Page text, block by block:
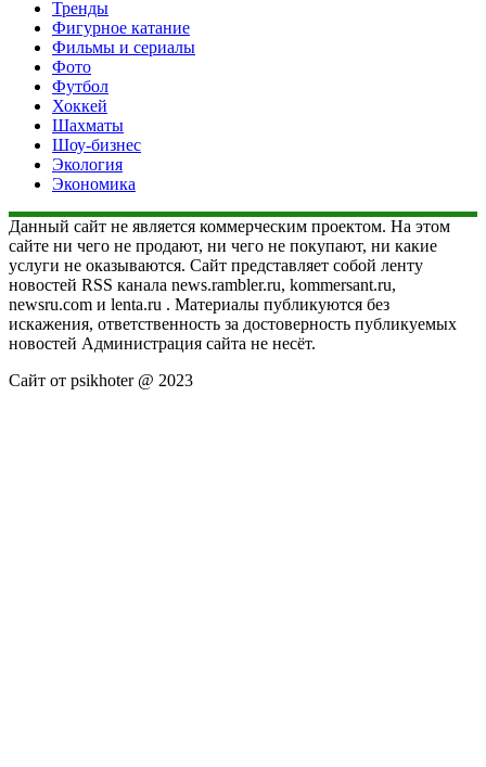
Тренды
Фигурное катание
Фильмы и сериалы
Фото
Футбол
Хоккей
Шахматы
Шоу-бизнес
Экология
Экономика
Данный сайт не является коммерческим проектом. На этом
сайте ни чего не продают, ни чего не покупают, ни какие
услуги не оказываются. Сайт представляет собой ленту
новостей RSS канала news.rambler.ru, kommersant.ru,
newsru.com и lenta.ru . Материалы публикуются без
искажения, ответственность за достоверность публикуемых
новостей Администрация сайта не несёт.
Сайт от psikhoter @ 2023